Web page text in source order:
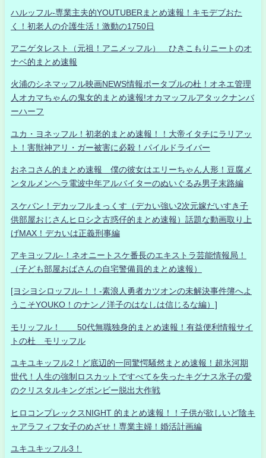
ハルッフル-専業主夫的YOUTUBERまとめ速報！キモデブおた
く！初老人の介護生活！激動の1750日
アニゲタレスト（元祖！アニメッフル） ひきこもりニートのオ
ナベ的まとめ速報
火浦のシネマッフル映画NEWS情報ポータブルの杜！オネエ管理
人オカマちゃんの鬼女的まとめ速報!オカマッフルアタックナンバ
ーハーフ
ユカ・ヨネッフル！初老的まとめ速報！！大帝イタチにラリアッ
ト！害獣神アリ・ガー被害に必殺！パイルドライバー
おネコさん的まとめ速報 僕の彼女はエリーちゃん人形！豆腐メ
ンタルメンヘラ電波中年アルバイターのぬいぐるみ男子末路編
スケバン！デカッフルまっくす（デカい強い2次元嫁だいすき子
供部屋おじさんヒロシ之古惑仔的まとめ速報）話題な動画取り上
げMAX！デカいは正義刑事編
アキヨッフル-！ネオニートスケ番長のエキストラ芸能情報局！
（子ども部屋おばさんの自宅警備員的まとめ速報）
[ヨシヨシロッフル-！！-素浪人勇者カツオンの未解決事件簿へよ
うこそYOUKO！のナンノ洋子のはなしは信じるな編）]
モリッフル！ 50代無職独身的まとめ速報！有益便利情報サイ
トの杜 モリッフル
ユキユキッフル2！ど底辺的一同驚愕騒然まとめ速報！超氷河期
世代！人生の強制ロスカットですべてを失ったキグナス氷子の愛
のクリスタルキングボンビー脱出大作戦
ヒロコンプレックスNIGHT 的まとめ速報！！子供が欲しいど陰キ
ャアラフィフ女子のめざせ！専業主婦！婚活計画編
ユキユキッフル3！